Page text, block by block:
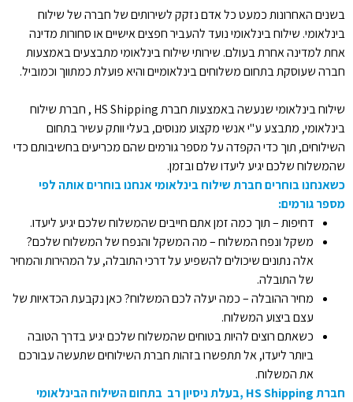
בשנים האחרונות כמעט כל אדם נזקק לשירותים של חברה של שילוח
בינלאומי. שילוח בינלאומי נועד להעביר חפצים אישיים או סחורות מדינה
אחת למדינה אחרת בעולם. שירותי שילוח בינלאומי מתבצעים באמצעות
חברה שעוסקת בתחום משלוחים בינלאומיים והיא פועלת כמתווך וכמוביל.
שילוח בינלאומי שנעשה באמצעות חברת HS Shipping , חברת שילוח
בינלאומי, מתבצע ע"י אנשי מקצוע מנוסים, בעלי וותק עשיר בתחום
השילוחים, תוך כדי הקפדה על מספר גורמים שהם מכריעים בחשיבותם כדי
שהמשלוח שלכם יגיע ליעדו שלם ובזמן.
כשאנחנו בוחרים חברת שילוח בינלאומי אנחנו בוחרים אותה לפי
מספר גורמים:
דחיפות – תוך כמה זמן אתם חייבים שהמשלוח שלכם יגיע ליעדו.
משקל ונפח המשלוח – מה המשקל והנפח של המשלוח שלכם?
אלה נתונים שיכולים להשפיע על דרכי התובלה, על המהירות והמחיר
של התובלה.
מחיר ההובלה – כמה יעלה לכם המשלוח? כאן נקבעת הכדאיות של
עצם ביצוע המשלוח.
כשאתם רוצים להיות בטוחים שהמשלוח שלכם יגיע בדרך הטובה
ביותר ליעדו, אל תתפשרו בזהות חברת השילוחים שתעשה עבורכם
את המשלוח.
חברת HS Shipping ,בעלת ניסיון רב בתחום השילוח הבינלאומי